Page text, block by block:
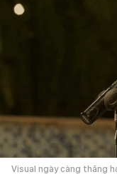
Visual ngày càng thăng